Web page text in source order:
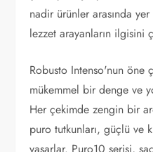
nadir ürünler arasında
lezzet arayanların ilgisini
Robusto Intenso'nun öne
mükemmel bir denge ve
Her çekimde zengin bir
puro tutkunları, güçlü ve